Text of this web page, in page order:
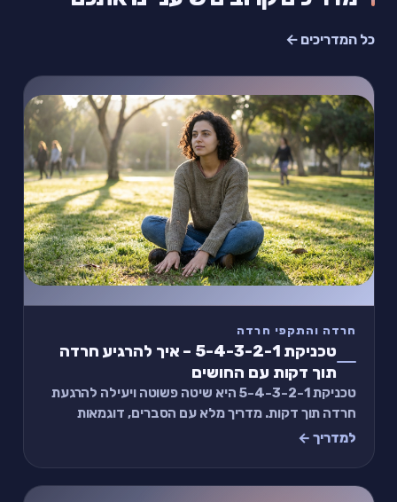
כל המדריכים ←
חרדה והתקפי חרדה
טכניקת 5-4-3-2-1 – איך להרגיע חרדה
תוך דקות עם החושים
טכניקת 5-4-3-2-1 היא שיטה פשוטה ויעילה להרגעת
חרדה תוך דקות. מדריך מלא עם הסברים, דוגמאות
ותרגול מודרך.
למדריך ←